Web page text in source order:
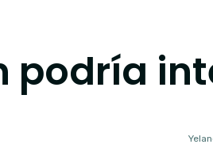
podría